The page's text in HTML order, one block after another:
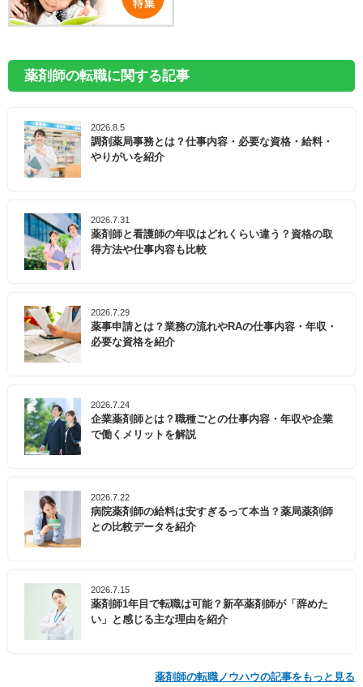
薬剤師の転職に関する記事
2026.8.5
調剤薬局事務とは？仕事内容・必要な資格・給料・
やりがいを紹介
2026.7.31
薬剤師と看護師の年収はどれくらい違う？資格の取
得方法や仕事内容も比較
2026.7.29
薬事申請とは？業務の流れやRAの仕事内容・年収・
必要な資格を紹介
2026.7.24
企業薬剤師とは？職種ごとの仕事内容・年収や企業
で働くメリットを解説
2026.7.22
病院薬剤師の給料は安すぎるって本当？薬局薬剤師
との比較データを紹介
2026.7.15
薬剤師1年目で転職は可能？新卒薬剤師が「辞めた
い」と感じる主な理由を紹介
薬剤師の転職ノウハウの記事をもっと見る